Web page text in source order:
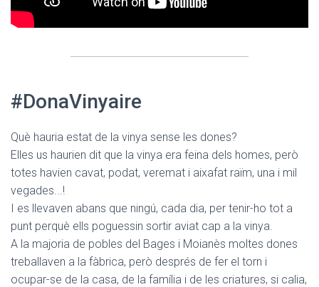
#DonaVinyaire
Què hauria estat de la vinya sense les dones?
Elles us haurien dit que la vinya era feina dels homes, però
totes havien cavat, podat, veremat i aixafat raïm, una i mil
vegades...!
I es llevaven abans que ningú, cada dia, per tenir-ho tot a
punt perquè ells poguessin sortir aviat cap a la vinya.
A la majoria de pobles del Bages i Moianès moltes dones
treballaven a la fàbrica, però després de fer el torn i
ocupar-se de la casa, de la família i de les criatures, si calia,